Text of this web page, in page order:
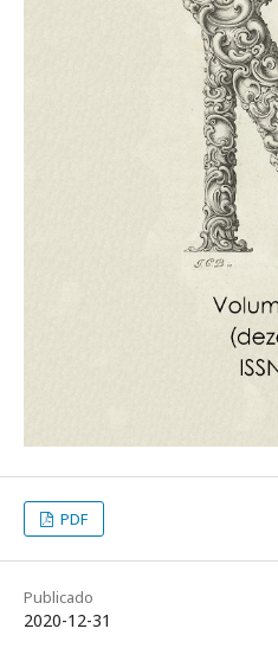
PDF
Publicado
2020-12-31